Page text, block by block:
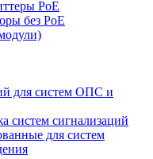
РоЕ
без РоЕ
для систем ОПС и
систем сигнализаций
для систем